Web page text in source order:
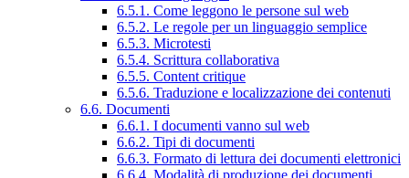
6.5.1. Come leggono le persone sul web
6.5.2. Le regole per un linguaggio semplice
6.5.3. Microtesti
6.5.4. Scrittura collaborativa
6.5.5. Content critique
6.5.6. Traduzione e localizzazione dei contenuti
6.6. Documenti
6.6.1. I documenti vanno sul web
6.6.2. Tipi di documenti
6.6.3. Formato di lettura dei documenti elettronici
6.6.4. Modalità di produzione dei documenti